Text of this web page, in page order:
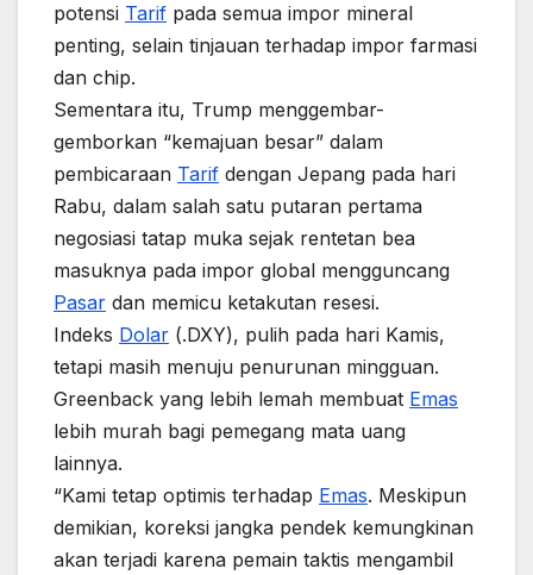
potensi Tarif pada semua impor mineral
penting, selain tinjauan terhadap impor farmasi
dan chip.
Sementara itu, Trump menggembar-
gemborkan “kemajuan besar” dalam
pembicaraan Tarif dengan Jepang pada hari
Rabu, dalam salah satu putaran pertama
negosiasi tatap muka sejak rentetan bea
masuknya pada impor global mengguncang
Pasar dan memicu ketakutan resesi.
Indeks Dolar (.DXY), pulih pada hari Kamis,
tetapi masih menuju penurunan mingguan.
Greenback yang lebih lemah membuat Emas
lebih murah bagi pemegang mata uang
lainnya.
“Kami tetap optimis terhadap Emas. Meskipun
demikian, koreksi jangka pendek kemungkinan
akan terjadi karena pemain taktis mengambil